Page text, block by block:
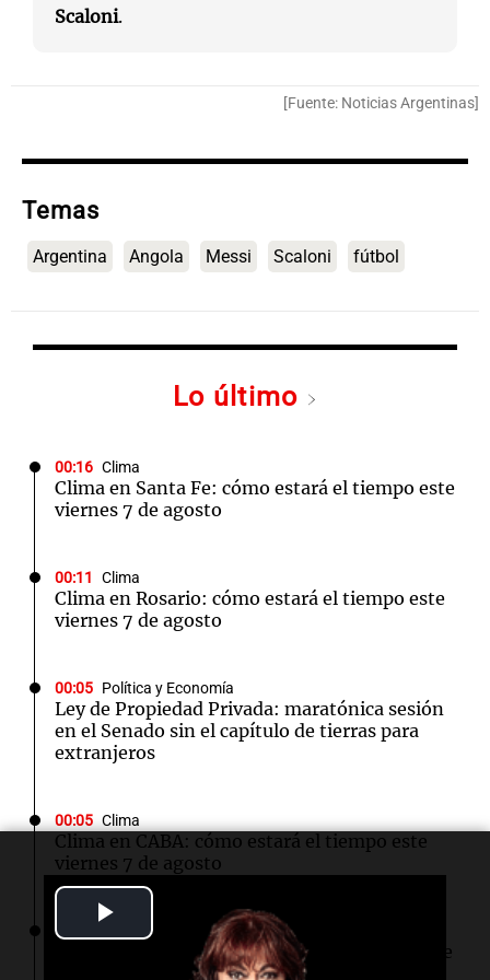
Video
Scaloni.
[Fuente: Noticias Argentinas]
Temas
Argentina Angola Messi Scaloni fútbol
Lo último
00:16 Clima
Clima en Santa Fe: cómo estará el tiempo este
viernes 7 de agosto
00:11 Clima
Clima en Rosario: cómo estará el tiempo este
viernes 7 de agosto
00:05 Política y Economía
Ley de Propiedad Privada: maratónica sesión
en el Senado sin el capítulo de tierras para
extranjeros
00:05 Clima
Clima en CABA: cómo estará el tiempo este
viernes 7 de agosto
00:00
Clima en Córdoba: cómo estará el tiempo este
viernes 7 de agosto